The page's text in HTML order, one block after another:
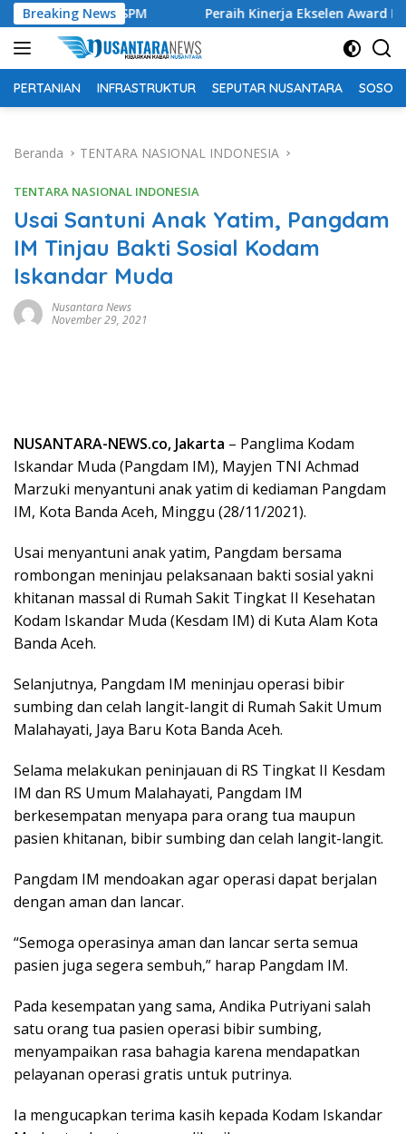
Langsung
ke
konten
Breaking News
6 SPM Peraih Kinerja Ekselen Award II-2026 Junghi
PERTANIAN INFRASTRUKTUR SEPUTAR NUSANTARA SOSOK
Beranda TENTARA NASIONAL INDONESIA
TENTARA NASIONAL INDONESIA
Usai Santuni Anak Yatim, Pangdam
IM Tinjau Bakti Sosial Kodam
Iskandar Muda
Nusantara News
November 29, 2021
NUSANTARA-NEWS.co, Jakarta – Panglima Kodam
Iskandar Muda (Pangdam IM), Mayjen TNI Achmad
Marzuki menyantuni anak yatim di kediaman Pangdam
IM, Kota Banda Aceh, Minggu (28/11/2021).
Usai menyantuni anak yatim, Pangdam bersama
rombongan meninjau pelaksanaan bakti sosial yakni
khitanan massal di Rumah Sakit Tingkat II Kesehatan
Kodam Iskandar Muda (Kesdam IM) di Kuta Alam Kota
Banda Aceh.
Selanjutnya, Pangdam IM meninjau operasi bibir
sumbing dan celah langit-langit di Rumah Sakit Umum
Malahayati, Jaya Baru Kota Banda Aceh.
Selama melakukan peninjauan di RS Tingkat II Kesdam
IM dan RS Umum Malahayati, Pangdam IM
berkesempatan menyapa para orang tua maupun
pasien khitanan, bibir sumbing dan celah langit-langit.
Pangdam IM mendoakan agar operasi dapat berjalan
dengan aman dan lancar.
“Semoga operasinya aman dan lancar serta semua
pasien juga segera sembuh,” harap Pangdam IM.
Pada kesempatan yang sama, Andika Putriyani salah
satu orang tua pasien operasi bibir sumbing,
menyampaikan rasa bahagia karena mendapatkan
pelayanan operasi gratis untuk putrinya.
Ia mengucapkan terima kasih kepada Kodam Iskandar